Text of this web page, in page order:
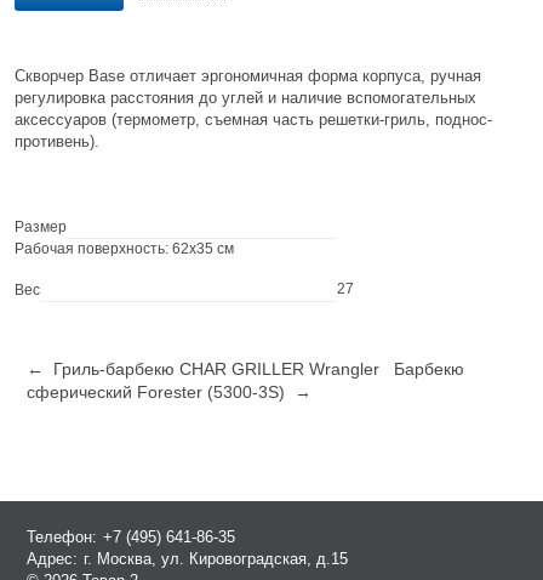
Скворчер Base отличает эргономичная форма корпуса, ручная
регулировка расстояния до углей и наличие вспомогательных
аксессуаров (термометр, съемная часть решетки-гриль, поднос-
противень).
Размер
Рабочая поверхность: 62x35 см
Вес 27
← Гриль-барбекю CHAR GRILLER Wrangler
Барбекю
сферический Forester (5300-3S) →
Телефон: +7 (495) 641-86-35
Адрес: г. Москва, ул. Кировоградская, д.15